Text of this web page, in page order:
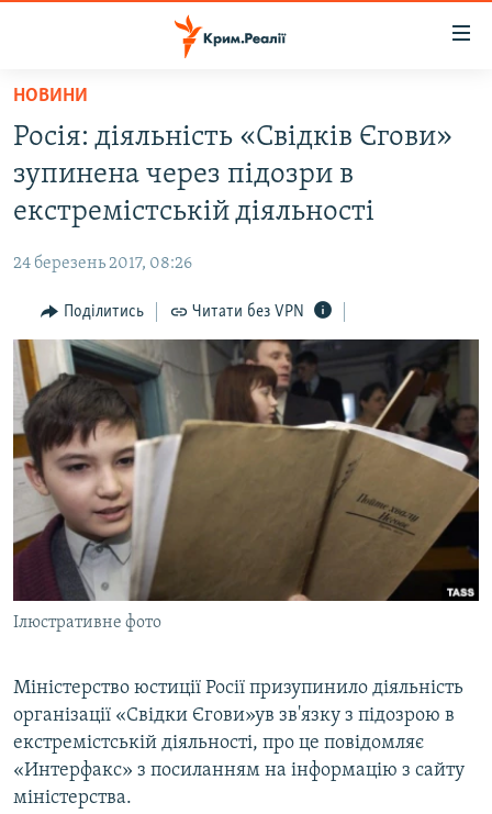
Перейти
основного
матеріалу
Перейти
до
основної
навігації
Перейти
до
пошуку
ВОДА.КРИМ
ВІДЕО ТА ФОТО
БЛОГИ
ПОГЛЯД
ІНТЕРВ'Ю
ВСЕ ЗА ДЕНЬ
СПЕЦПРОЕКТИ
ДЕПОРТАЦІЯ
ВІДЕОУРОКИ «ELIFBE»
СВІДЧЕННЯ ОКУПАЦІЇ
УКРАЇНСЬКА ПРОБЛЕМА КРИМУ
ІНФОГРАФІКА
ЯК ОБІЙТИ БЛОКУВАННЯ
Русский
Qırımtatar
ДОЛУЧАЙСЯ!
Усі сайти RFE/RL
НОВИНИ
Росія: діяльність «Свідків Єгови»
зупинена через підозри в
екстремістській діяльності
24 березень 2017, 08:26
Поділитись Читати без VPN
Ілюстративне фото
Міністерство юстиції Росії призупинило діяльність
організації «Свідки Єгови»ув зв'язку з підозрою в
екстремістській діяльності, про це повідомляє
«Интерфакс» з посиланням на інформацію з сайту
міністерства.